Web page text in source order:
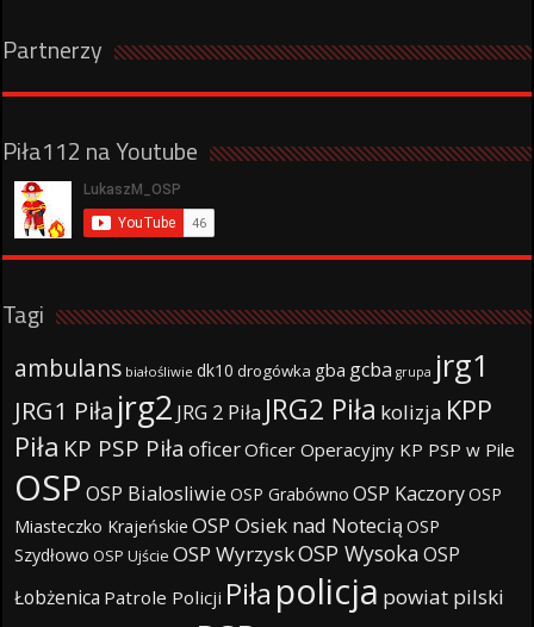
Partnerzy
Piła112 na Youtube
Tagi
ambulans białośliwie dk10 drogówka gba gcba grupa jrg1
JRG1 Piła jrg2 JRG 2 Piła JRG2 Piła kolizja KPP
Piła KP PSP Piła oficerOficer Operacyjny KP PSP w Pile
OSP OSP Bialosliwie OSP Grabówno OSP KaczoryOSP
Miasteczko Krajeńskie OSP Osiek nad Notecią OSP
Szydłowo OSP Ujście OSP WyrzyskOSP WysokaOSP
Łobżenica Patrole Policji Piła policja powiat pilski